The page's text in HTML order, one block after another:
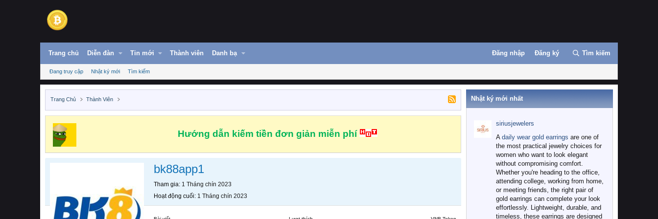
Trang chủ Diễn đàn Tin mới Thành viên Danh bạ Đăng nhập Đăng ký Tìm kiếm
Đang truy cập Nhật ký mới Tìm kiếm
Trang Chủ Thành Viên
Hướng dẫn kiếm tiền đơn giản miễn phí
bk88app1
Tham gia 1 Tháng chín 2023
Hoạt động cuối 1 Tháng chín 2023
Nhật ký mới nhất
siriusjewelers
A daily wear gold earrings are one of
the most practical jewelry choices for
women who want to look elegant
without compromising comfort.
Whether you're heading to the office,
attending college, working from home,
or meeting friends, the right pair of
gold earrings can complete your look
effortlessly. Lightweight, durable, and
timeless, these earrings are designed